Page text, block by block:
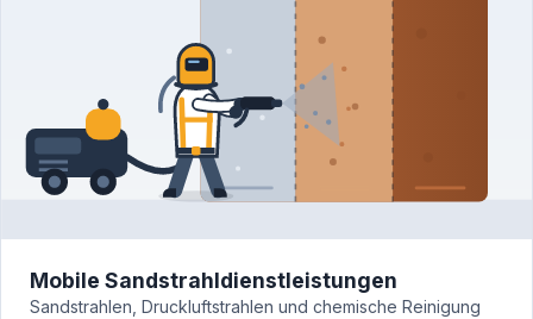
Mobile Sandstrahldienstleistungen
Sandstrahlen, Druckluftstrahlen und chemische Reinigung